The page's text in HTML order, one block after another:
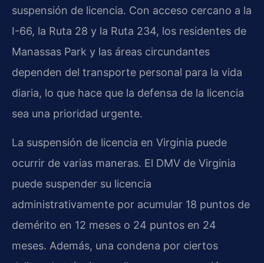
suspensión de licencia. Con acceso cercano a la
I-66, la Ruta 28 y la Ruta 234, los residentes de
Manassas Park y las áreas circundantes
dependen del transporte personal para la vida
diaria, lo que hace que la defensa de la licencia
sea una prioridad urgente.
La suspensión de licencia en Virginia puede
ocurrir de varias maneras. El DMV de Virginia
puede suspender su licencia
administrativamente por acumular 18 puntos de
demérito en 12 meses o 24 puntos en 24
meses. Además, una condena por ciertos